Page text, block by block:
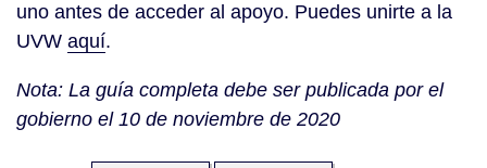
uno antes de acceder al apoyo. Puedes unirte a la
UVW aquí.
Nota: La guía completa debe ser publicada por el
gobierno el 10 de noviembre de 2020